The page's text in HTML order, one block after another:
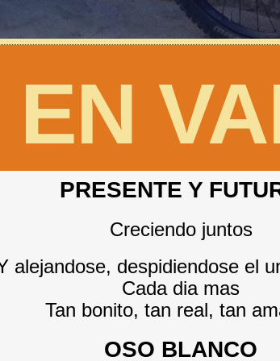
PRESENTE Y
Creciendo juntos
alejandose, despidiendose el
Cada dia mas
Tan bonito, tan real, tan
OSO BLANCO